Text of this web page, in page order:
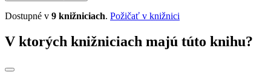
Dostupné v 9 knižniciach. Požičať v knižnici
V ktorých knižniciach majú túto knihu?